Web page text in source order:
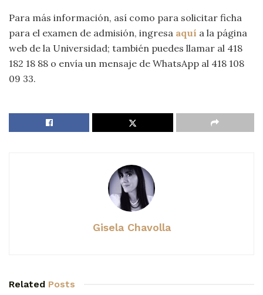
Para más información, así como para solicitar ficha
para el examen de admisión, ingresa aquí a la página
web de la Universidad; también puedes llamar al 418
182 18 88 o envía un mensaje de WhatsApp al 418 108
09 33.
Gisela Chavolla
Related Posts